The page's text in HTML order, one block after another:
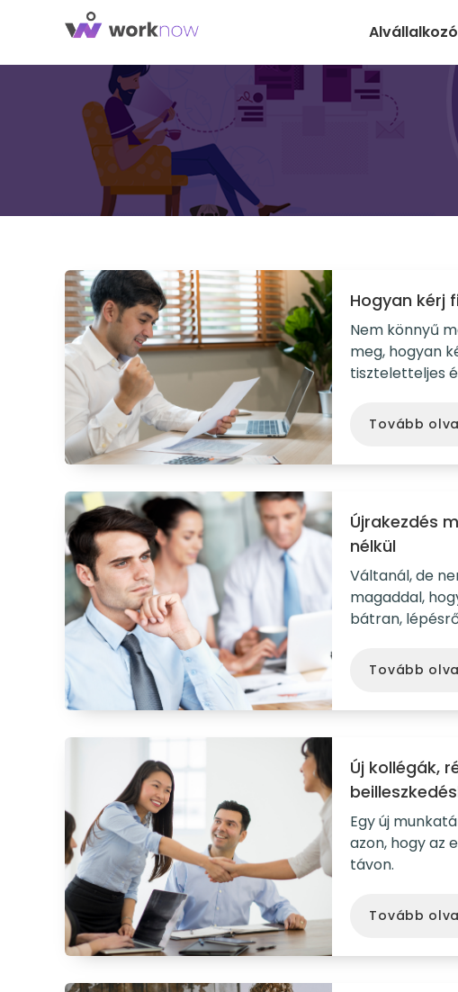
Hogyan kérj
Nem könnyű
meg, hogyan
tiszteletteljes
Tovább
Újrakezdés
nélkül
Váltanál, de
magaddal,
bátran,
Tovább
Új kollégák,
Egy új
azon, hogy az
távon.
Tovább